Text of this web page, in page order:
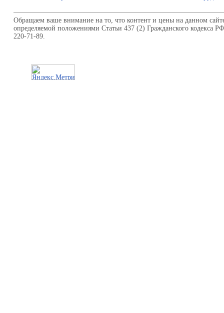
Обращаем ваше внимание на то, что контент и цены на данном
определяемой положениями Статьи 437 (2) Гражданского кодекса
220-71-89.